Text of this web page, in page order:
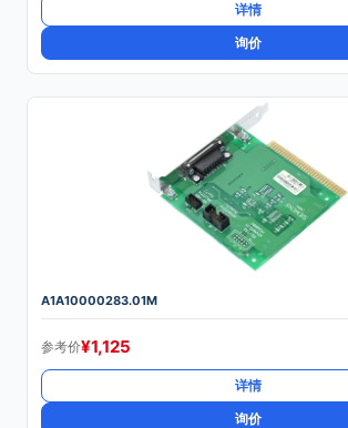
详情
询价
A1A10000283.01M
参考价¥1,125
详情
询价